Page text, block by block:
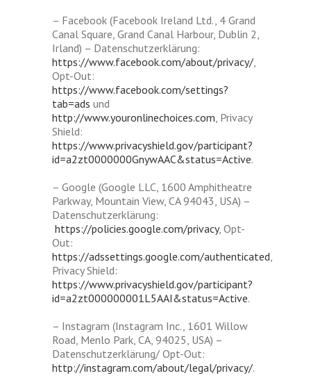
– Facebook (Facebook Ireland Ltd., 4 Grand
Canal Square, Grand Canal Harbour, Dublin 2,
Irland) – Datenschutzerklärung:
https://www.facebook.com/about/privacy/,
Opt-Out:
https://www.facebook.com/settings?
tab=ads und
http://www.youronlinechoices.com , Privacy
Shield:
https://www.privacyshield.gov/participant?
id=a2zt0000000GnywAAC&status=Active.
– Google (Google LLC, 1600 Amphitheatre
Parkway, Mountain View, CA 94043, USA) –
Datenschutzerklärung:
https://policies.google.com/privacy, Opt-
Out:
https://adssettings.google.com/authenticated
Privacy Shield:
https://www.privacyshield.gov/participant?
id=a2zt000000001L5AAI&status=Active.
– Instagram (Instagram Inc., 1601 Willow
Road, Menlo Park, CA, 94025, USA) –
Datenschutzerklärung/ Opt-Out:
http://instagram.com/about/legal/privacy/.